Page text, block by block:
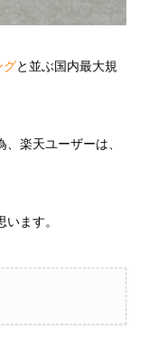
グと並ぶ国内最大規
楽天ユーザーは、
ます。